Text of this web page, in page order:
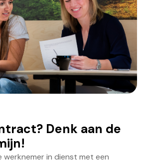
Denk aan de
werknemer in dienst met een